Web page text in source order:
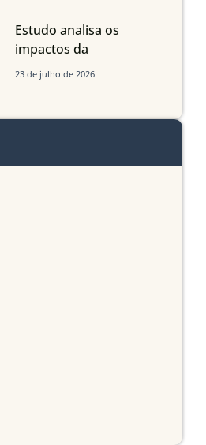
Estudo analisa os
impactos da
infraestrutura logística
do Sul
23 de julho de 2026